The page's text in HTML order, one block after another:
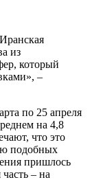
из
который
–
по 25 апреля
на 4,8
что это
подобных
пришлось
– на